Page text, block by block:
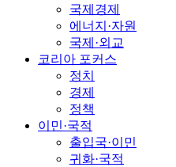
국제경제
에너지·자원
국제·외교
코리아 포커스
정치
경제
정책
이민·국적
출입국·이민
귀화·국적